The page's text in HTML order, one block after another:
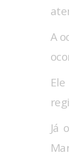
A
Já